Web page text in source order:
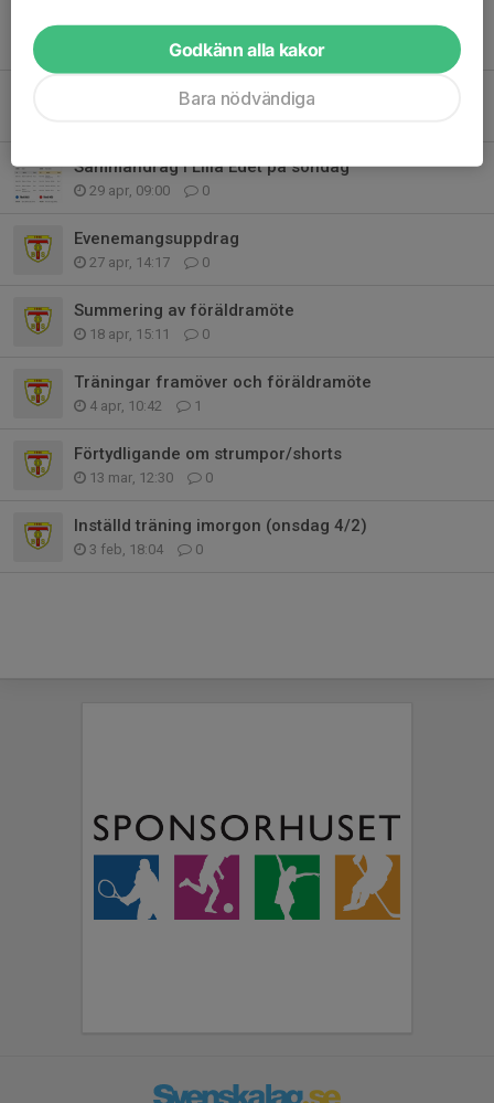
Evenemang klassbollen - lösning!
0
Evenemangsuppdrag - nu steppar vi upp!
Sammandrag i Lilla Edet på söndag
29 apr, 09:00 0
Evenemangsuppdrag
27 apr, 14:17 0
Summering av föräldramöte
18 apr, 15:11 0
Träningar framöver och föräldramöte
4 apr, 10:42 1
Förtydligande om strumpor/shorts
13 mar, 12:30 0
Inställd träning imorgon (onsdag 4/2)
3 feb, 18:04 0
Godkänn alla kakor
Bara nödvändiga